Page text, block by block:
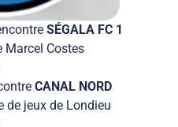
SÉGALA FC 1
Marcel Costes
CANAL NORD
de jeux de Londieu